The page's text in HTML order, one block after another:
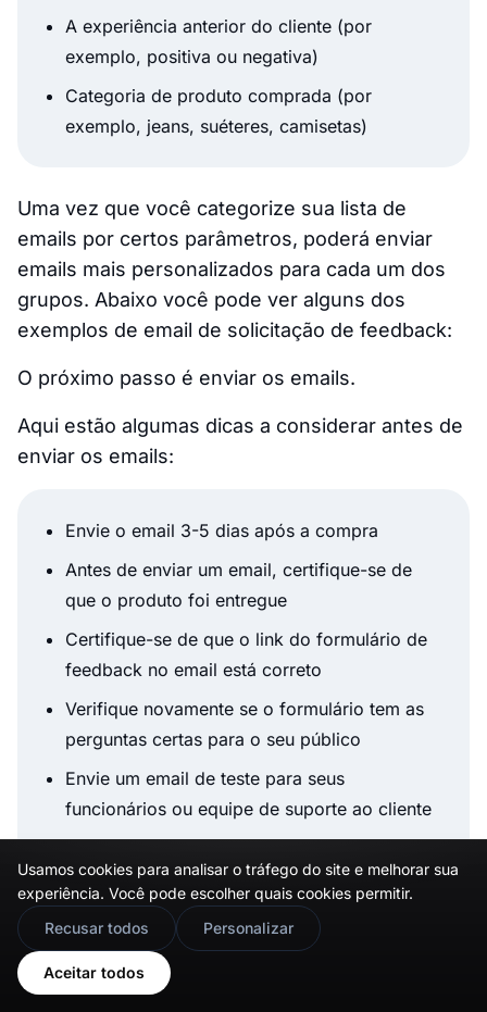
A experiência anterior do cliente (por
exemplo, positiva ou negativa)
Categoria de produto comprada (por
exemplo, jeans, suéteres, camisetas)
Uma vez que você categorize sua lista de
emails por certos parâmetros, poderá enviar
emails mais personalizados para cada um dos
grupos. Abaixo você pode ver alguns dos
exemplos de email de solicitação de feedback:
O próximo passo é enviar os emails.
Aqui estão algumas dicas a considerar antes de
enviar os emails:
Envie o email 3-5 dias após a compra
Antes de enviar um email, certifique-se de
que o produto foi entregue
Certifique-se de que o link do formulário de
feedback no email está correto
Verifique novamente se o formulário tem as
perguntas certas para o seu público
Envie um email de teste para seus
funcionários ou equipe de suporte ao cliente
email para garantir taxas de abertura
melhores
Prepare umemail de acompanhamento
agende-o para ser enviado após cinco dias
Usamos cookies para analisar o tráfego do site e melhorar sua
experiência. Você pode escolher quais cookies permitir.
Recusar todos
Personalizar
Aceitar todos
🇬🇧 Would you prefer this site in English?
View in English